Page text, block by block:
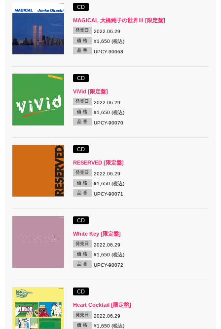
CD
MAGICAL 大橋純子の世界Ⅲ [限定盤]
発売日 2022.06.29
価 格 ¥1,650 (税込)
品 番 UPCY-90068
CD
ViVid [限定盤]
発売日 2022.06.29
価 格 ¥1,650 (税込)
品 番 UPCY-90070
CD
RESERVED [限定盤]
発売日 2022.06.29
価 格 ¥1,650 (税込)
品 番 UPCY-90071
CD
White Key [限定盤]
発売日 2022.06.29
価 格 ¥1,650 (税込)
品 番 UPCY-90072
CD
Heart Cocktail [限定盤]
発売日 2022.06.29
価 格 ¥1,650 (税込)